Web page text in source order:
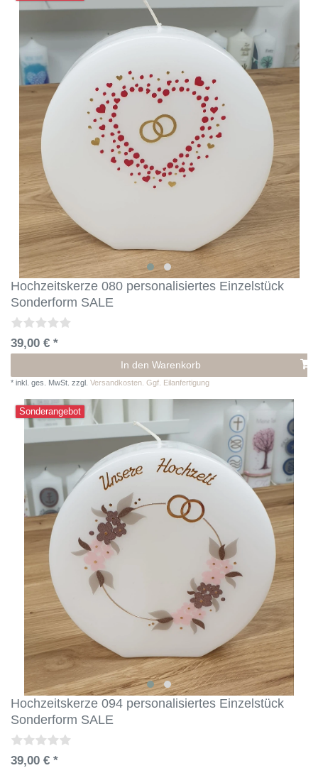
Hochzeitskerze 080 personalisiertes Einzelstück
Sonderform SALE
39,00 € *
In den Warenkorb
* inkl. ges. MwSt. zzgl. Versandkosten. Ggf. Eilanfertigung
Sonderangebot
Hochzeitskerze 094 personalisiertes Einzelstück
Sonderform SALE
39,00 € *